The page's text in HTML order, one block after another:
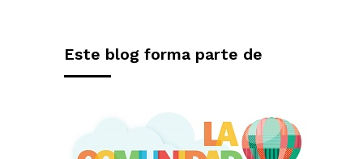
Este blog forma parte de